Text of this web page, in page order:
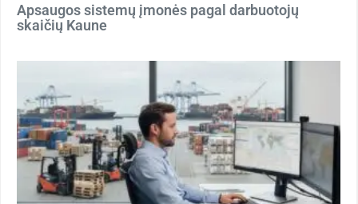
Apsaugos sistemų įmonės pagal darbuotojų
skaičių Kaune